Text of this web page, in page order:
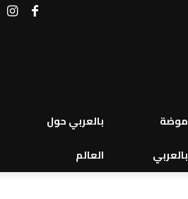
موضة
بالعربي
بالعربي حول
العالم